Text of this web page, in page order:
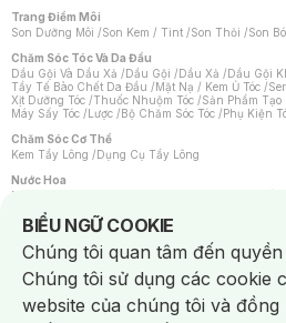
Trang Điểm Môi
Son Dưỡng Môi /Son Kem / Tint /Son Thỏi /Son
Chăm Sóc Tóc Và Da Đầu
Dầu Gội Và Dầu Xả /Dầu Gội /Dầu Xả /Dầu Gội
Tẩy Tế Bào Chết Da Đầu /Mặt Nạ / Kem Ủ Tóc /
Xịt Dưỡng Tóc /Thuốc Nhuộm Tóc /Sản Phẩm Tạo
Máy Sấy Tóc /Lược /Bộ Chăm Sóc Tóc /Phụ Kiện
Chăm Sóc Cơ Thể
Kem Tẩy Lông /Dụng Cụ Tẩy Lông
Nước Hoa
Nước Hoa Nữ
Chăm Sóc Cá Nhân
Chống Muỗi /Khẩu Trang /Máy Massage/Mặt Nạ
Sản Phẩm Chăm Sóc Khác /Bàn Chải Đánh Răng
Hỗ Trợ Trắng Răng/Kem Đánh Răng /Máy Tăm
Tăm / Chỉ Nha Khoa/ Xịt Thơm Miệng / Dung
Khăn Ướt Vệ Sinh Vùng Kín/Băng Vệ Sinh/
Máy Cạo Râu
BIỂU NGỮ COOKIE
Notice about cookies usage
Chúng tôi quan tâm đến
Chúng tôi sử dụng các cookie
website của chúng tôi và